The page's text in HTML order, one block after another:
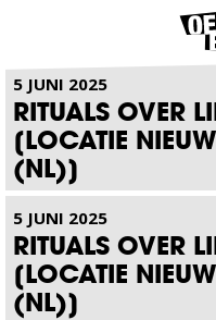
5 JUNI 2025
RITUALS OVER
[LOCATIE
(NL)]
5 JUNI 2025
RITUALS OVER
[LOCATIE
(NL)]